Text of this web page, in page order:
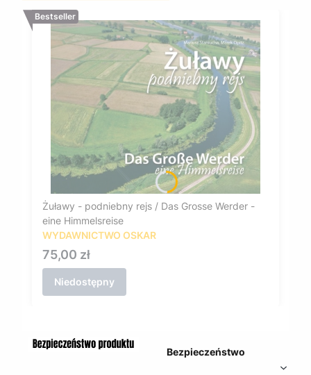
Bestseller
Żuławy - podniebny rejs / Das Grosse Werder -
eine Himmelsreise
WYDAWNICTWO OSKAR
Cena
75,00 zł
Niedostępny
Bezpieczeństwo